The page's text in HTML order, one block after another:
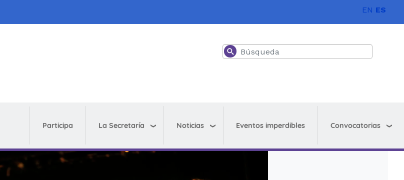
EN ES
Buscar
Participa La Secretaría Noticias Eventos imperdibles Convocatorias